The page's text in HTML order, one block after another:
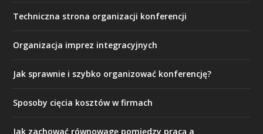
Techniczna strona organizacji konferencji
Organizacja imprez integracyjnych
Jak sprawnie i szybko organizować konferencję?
Sposoby cięcia kosztów w firmach
Jak zachować równowagę pomiędzy pracą a